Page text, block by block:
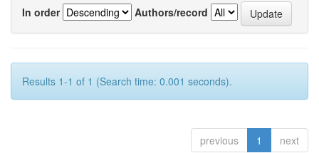
In order
Authors/record
Results 1-1 of 1 (Search time: 0.001 seconds).
previous 1 next